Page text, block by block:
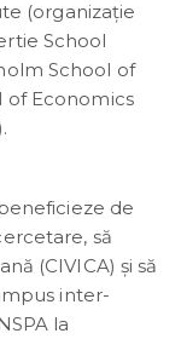
(organizație
School
School of
of Economics
de
să
(CIVICA) și să
inter-
la